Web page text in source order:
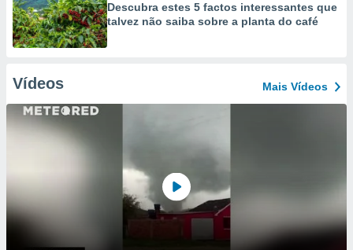
Descubra estes 5 factos interessantes que
talvez não saiba sobre a planta do café
Vídeos Mais Vídeos